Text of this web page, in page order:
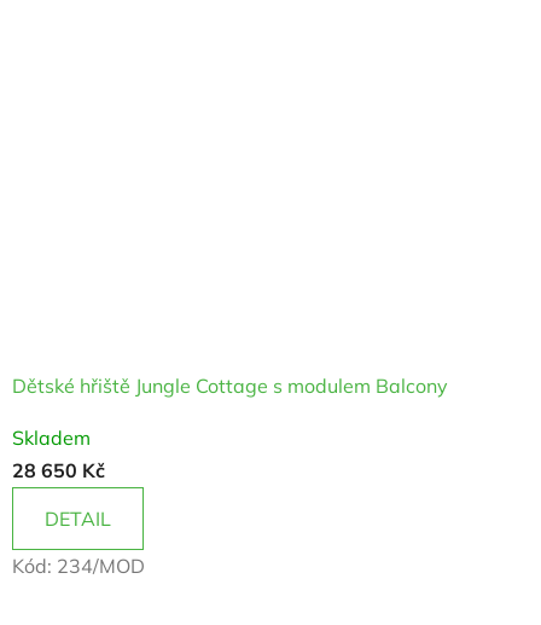
Dětské hřiště Jungle Cottage s modulem Balcony
Skladem
28 650 Kč
DETAIL
Kód: 234/MOD